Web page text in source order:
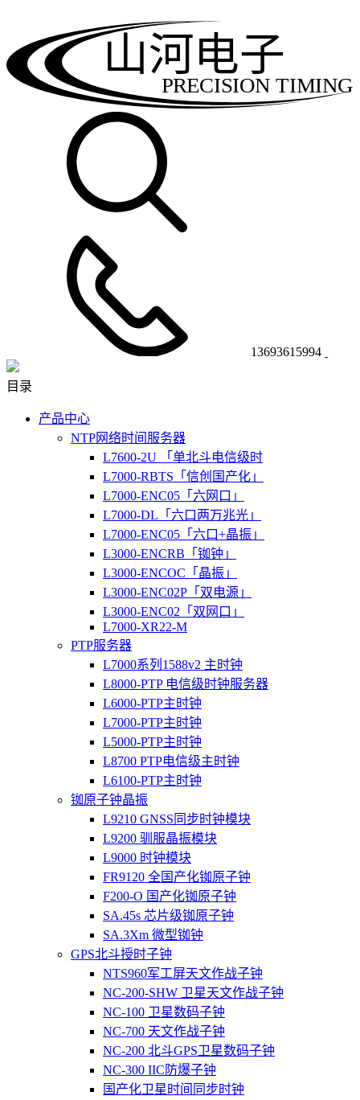
PRECISION TIMING
山河电子
13693615994
目录
产品中心
NTP网络时间服务器
L7600-2U 「单北斗电信级时
L7000-RBTS「信创国产化」
L7000-ENC05「六网口」
L7000-DL「六口两万兆光」
L7000-ENC05「六口+晶振」
L3000-ENCRB「铷钟」
L3000-ENCOC「晶振」
L3000-ENC02P「双电源」
L3000-ENC02「双网口」
L7000-XR22-M
PTP服务器
L7000系列1588v2 主时钟
L8000-PTP 电信级时钟服务器
L6000-PTP主时钟
L7000-PTP主时钟
L5000-PTP主时钟
L8700 PTP电信级主时钟
L6100-PTP主时钟
铷原子钟晶振
L9210 GNSS同步时钟模块
L9200 驯服晶振模块
L9000 时钟模块
FR9120 全国产化铷原子钟
F200-O 国产化铷原子钟
SA.45s 芯片级铷原子钟
SA.3Xm 微型铷钟
GPS北斗授时子钟
NTS960军工屏天文作战子钟
NC-200-SHW 卫星天文作战子钟
NC-100 卫星数码子钟
NC-700 天文作战子钟
NC-200 北斗GPS卫星数码子钟
NC-300 IIC防爆子钟
国产化卫星时间同步时钟